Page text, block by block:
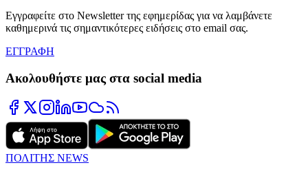
Εγγραφείτε στο Newsletter της εφημερίδας για να λαμβάνετε
καθημερινά τις σημαντικότερες ειδήσεις στο email σας.
ΕΓΓΡΑΦΗ
Ακολουθήστε μας στα social media
ΠΟΛΙΤΗΣ NEWS